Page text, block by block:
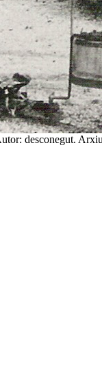
desconegut.